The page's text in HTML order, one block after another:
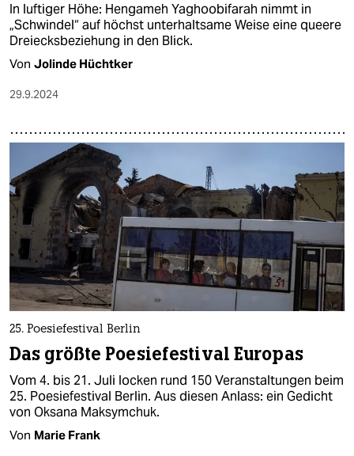
In luftiger Höhe: Hengameh Yaghoobifarah nimmt in
„Schwindel“ auf höchst unterhaltsame Weise eine queere
Dreiecksbeziehung in den Blick.
Von Jolinde Hüchtker
29.9.2024
25. Poesiefestival Berlin
Das größte Poesiefestival Europas
Vom 4. bis 21. Juli locken rund 150 Veranstaltungen beim
25. Poesiefestival Berlin. Aus diesen Anlass: ein Gedicht
von Oksana Maksymchuk.
Von Marie Frank